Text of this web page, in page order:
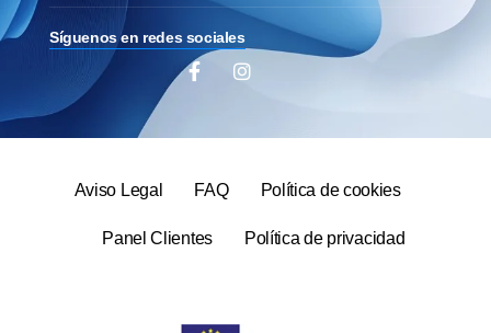
Síguenos en redes sociales
Aviso Legal FAQ Política de cookies
Panel Clientes Política de privacidad